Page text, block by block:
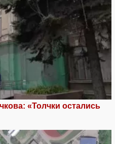
«Толчки остались